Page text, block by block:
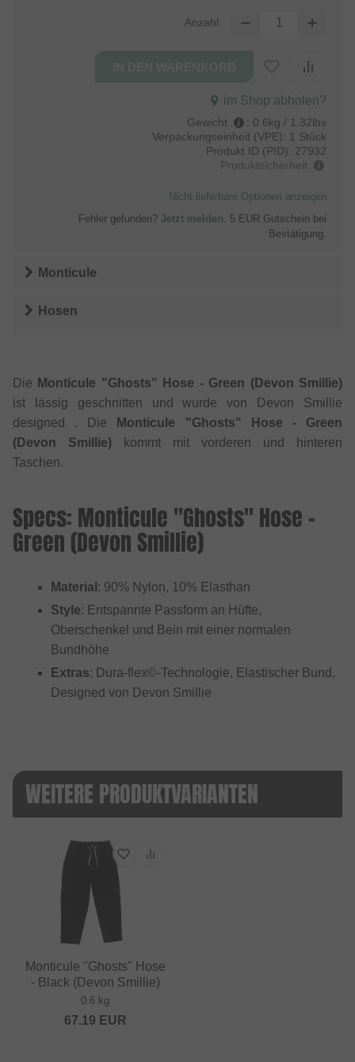
Anzahl:
im Shop abholen?
Gewicht : 0.6kg / 1.32lbs
Verpackungseinheit (VPE): 1 Stück
Produkt ID (PID): 27932
Produktsicherheit
Nicht lieferbare Optionen anzeigen
Fehler gefunden? Jetzt melden . 5 EUR Gutschein bei
Bestätigung.
Monticule
Hosen
Die Monticule "Ghosts" Hose - Green (Devon Smillie)
ist lässig geschnitten und wurde von Devon Smillie
designed . Die
Monticule "Ghosts" Hose - Green
(Devon Smillie) kommt mit vorderen und hinteren
Taschen.
Specs: Monticule "Ghosts" Hose -
Green (Devon Smillie)
Material : 90% Nylon, 10% Elasthan
Style: Entspannte Passform an Hüfte,
Oberschenkel und Bein mit einer normalen
Bundhöhe
Extras: Dura-flex©-Technologie, Elastischer Bund,
Designed von Devon Smillie
WEITERE PRODUKTVARIANTEN
Monticule "Ghosts" Hose
- Black (Devon Smillie)
0.6 kg
67.19 EUR